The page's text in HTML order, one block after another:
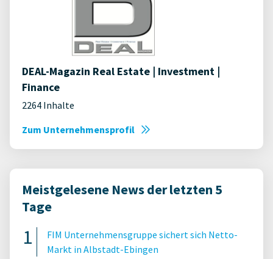
DEAL-Magazin Real Estate | Investment |
Finance
2264 Inhalte
Zum Unternehmensprofil
Meistgelesene News der letzten 5
Tage
FIM Unternehmensgruppe sichert sich Netto-
Markt in Albstadt-Ebingen